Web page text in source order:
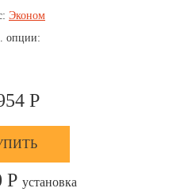
Эконом
опции:
Р
Р установка